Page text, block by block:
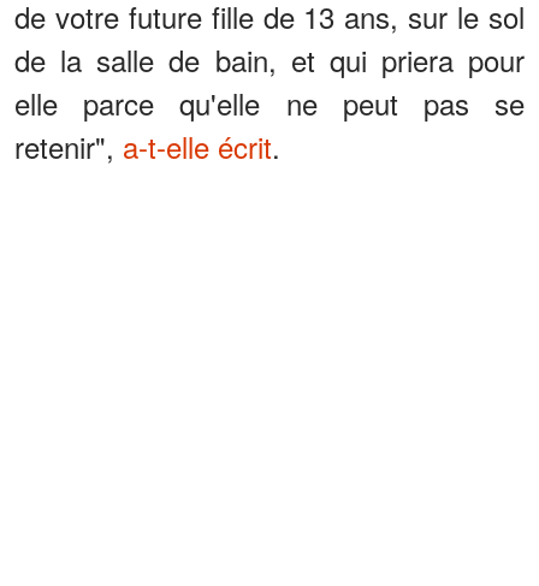
de votre future fille de 13 ans, sur le sol
de la salle de bain, et qui priera pour
elle parce qu'elle ne peut pas se
retenir", a-t-elle écrit.